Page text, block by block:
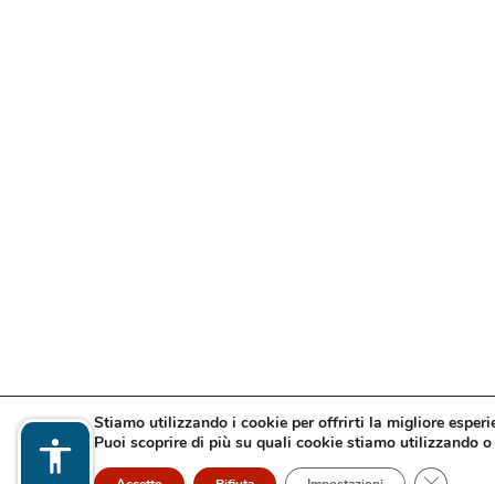
Stiamo utilizzando i cookie per offrirti la migliore
Puoi scoprire di più su quali cookie stiamo utilizzando
Close